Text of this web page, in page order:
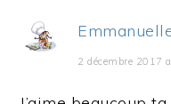
2 décembre 2017